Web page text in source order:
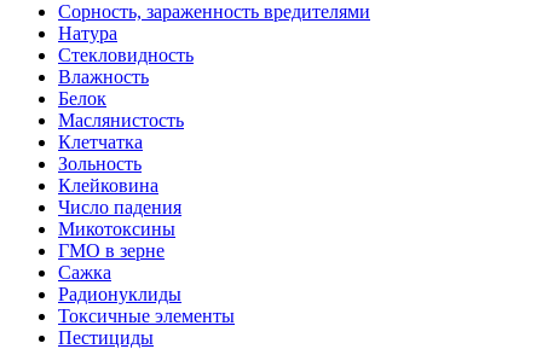
Сорность, зараженность вредителями
Натура
Стекловидность
Влажность
Белок
Маслянистость
Клетчатка
Зольность
Клейковина
Число падения
Микотоксины
ГМО в зерне
Сажка
Радионуклиды
Токсичные элементы
Пестициды